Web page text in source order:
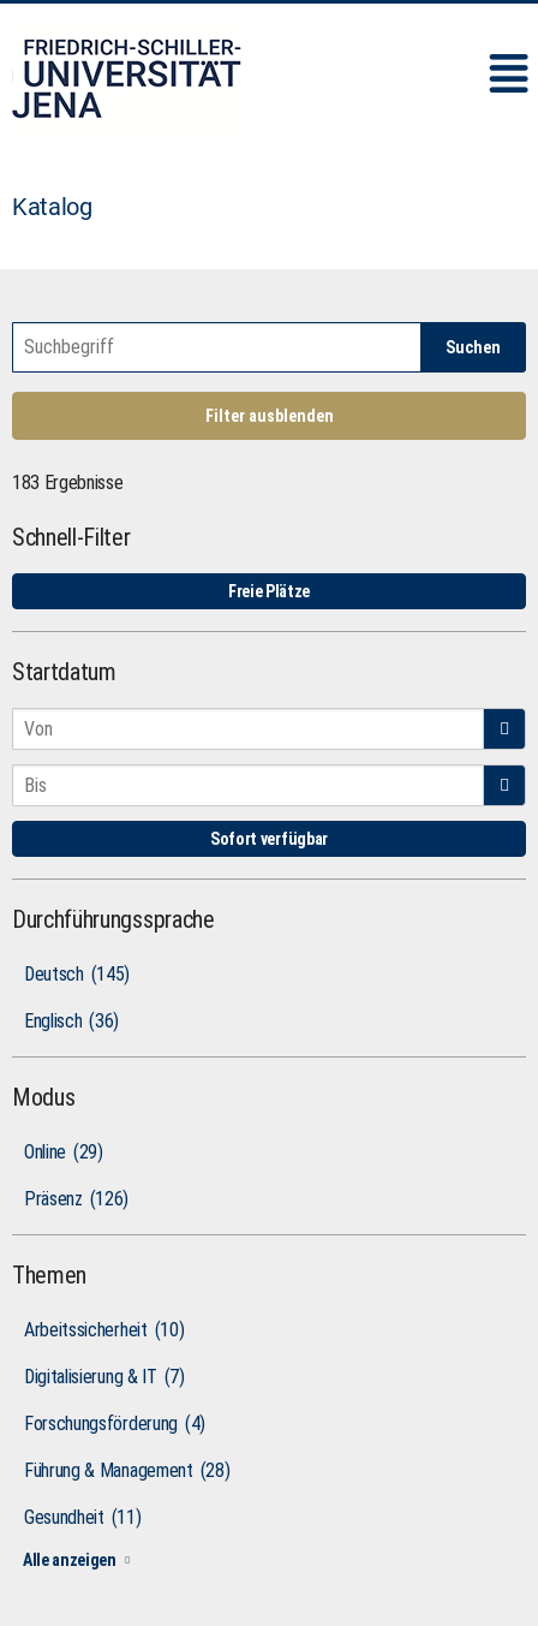
Katalog
Suchen
Filter ausblenden
183 Ergebnisse
Schnell-Filter
Freie Plätze
Startdatum
Sofort verfügbar
Durchführungssprache
Deutsch (145)
Englisch (36)
Modus
Online (29)
Präsenz (126)
Themen
Arbeitssicherheit (10)
Digitalisierung & IT (7)
Forschungsförderung (4)
Führung & Management (28)
Gesundheit (11)
Alle anzeigen